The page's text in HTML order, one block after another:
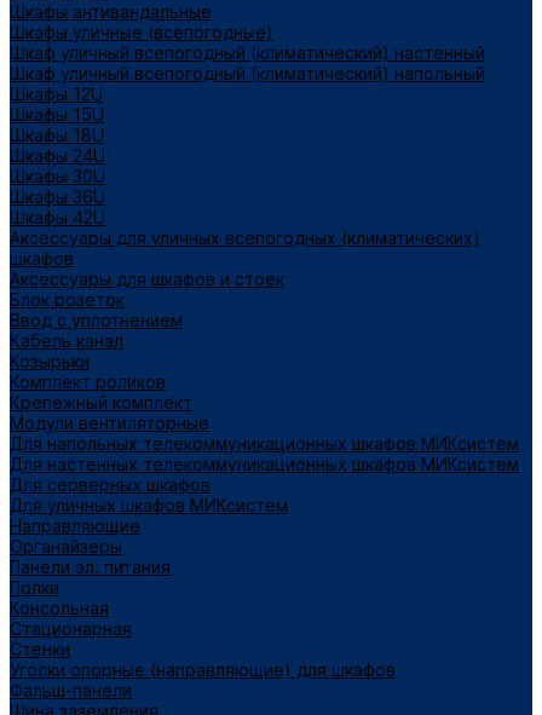
Шкафы антивандальные
Шкафы уличные (всепогодные)
Шкаф уличный всепогодный (климатический) настенный
Шкаф уличный всепогодный (климатический) напольный
Шкафы 12U
Шкафы 15U
Шкафы 18U
Шкафы 24U
Шкафы 30U
Шкафы 36U
Шкафы 42U
Аксессуары для уличных всепогодных (климатических)
шкафов
Аксессуары для шкафов и стоек
Блок розеток
Ввод с уплотнением
Кабель канал
Козырьки
Комплект роликов
Крепежный комплект
Модули вентиляторные
Для напольных телекоммуникационных шкафов МИКсистем
Для настенных телекоммуникационных шкафов МИКсистем
Для серверных шкафов
Для уличных шкафов МИКсистем
Направляющие
Органайзеры
Панели эл. питания
Полки
Консольная
Стационарная
Стенки
Уголки опорные (направляющие) для шкафов
Фальш-панели
Шина заземления